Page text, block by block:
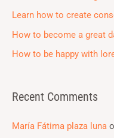
:
Learn how to create
How to become a great
How to be happy with
Recent Comments
María Fátima plaza luna